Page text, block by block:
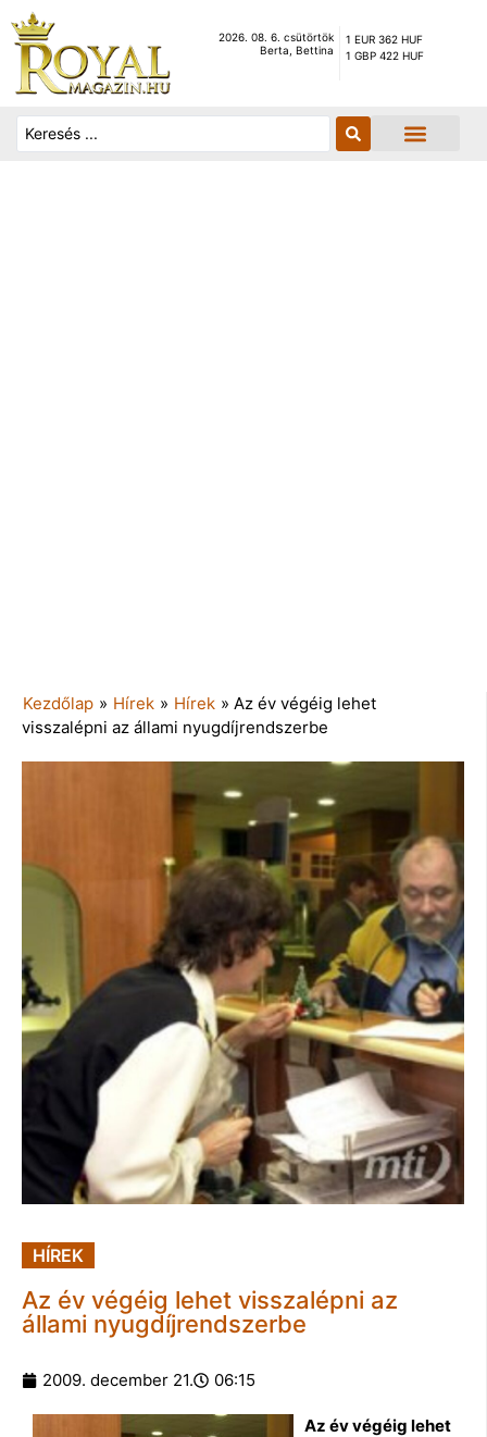
2026. 08. 6. csütörtök
Berta, Bettina
1 EUR 362 HUF
1 GBP 422 HUF
Kezdőlap » Hírek » Hírek » Az év végéig lehet
visszalépni az állami nyugdíjrendszerbe
HÍREK
Az év végéig lehet visszalépni az
állami nyugdíjrendszerbe
2009. december 21. 06:15
Az év végéig lehet